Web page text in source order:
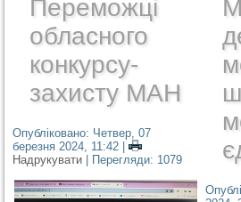
Переможці
обласного
конкурсу-
захисту МАН
Опубліковано: Четвер, 07
березня 2024, 11:42 |
Надрукувати
| Перегляди: 1079